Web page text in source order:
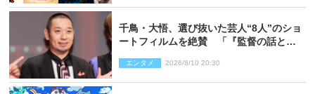
千鳥・大悟、選び抜いた芸人“8人”のショ
ートフィルムを絶賛 「『監督の話とか
した」
エンタメ 2026/8/10 20:30